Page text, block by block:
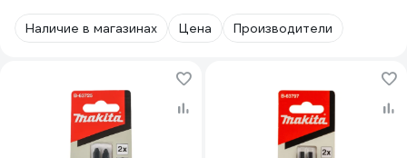
Наличие в магазинах Цена Производители